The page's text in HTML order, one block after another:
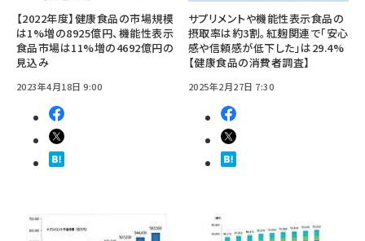
【2022年度】健康食品の市場規模
は1%増の8925億円、機能性表示
食品市場は11%増の4692億円の
見込み
2023年4月18日 9:00
サプリメントや機能性表示食品の
摂取率は約3割。紅麹関連で「安心
感や信頼感が低下した」は29.4%
【健康食品の消費者調査】
2025年2月27日 7:30